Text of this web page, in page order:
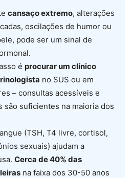
cansaço extremo, alterações
oscilações de humor ou
pode ser um sinal de
é procurar um clínico
no SUS ou em
– consultas acessíveis e
são suficientes na maioria dos
(TSH, T4 livre, cortisol,
sexuais) ajudam a
Cerca de 40% das
na faixa dos 30-50 anos